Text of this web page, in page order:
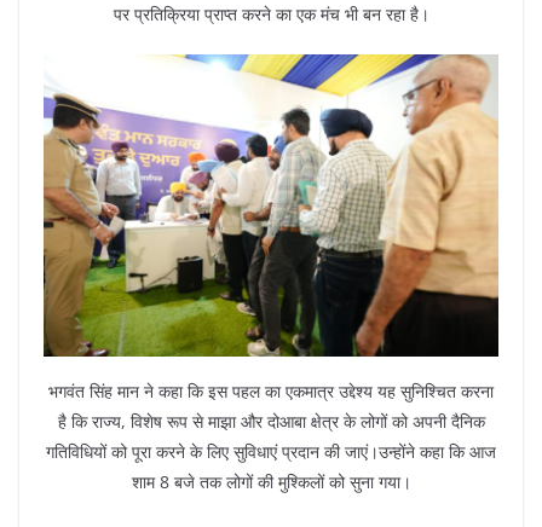
पर प्रतिक्रिया प्राप्त करने का एक मंच भी बन रहा है।
भगवंत सिंह मान ने कहा कि इस पहल का एकमात्र उद्देश्य यह सुनिश्चित करना
है कि राज्य, विशेष रूप से माझा और दोआबा क्षेत्र के लोगों को अपनी दैनिक
गतिविधियों को पूरा करने के लिए सुविधाएं प्रदान की जाएं।उन्होंने कहा कि आज
शाम 8 बजे तक लोगों की मुश्किलों को सुना गया।